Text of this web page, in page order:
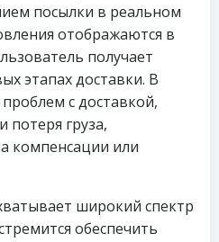
посылки в реальном
отображаются в
получает
этапах доставки. В
с доставкой,
потеря груза,
компенсации или
широкий спектр
обеспечить